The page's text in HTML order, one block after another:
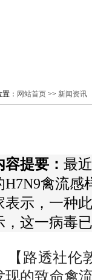
： 网站首页 >> 新闻资讯
容提要： 最
H7N9禽流感
表示，一种
，这一病毒
【路透社
现的致命禽